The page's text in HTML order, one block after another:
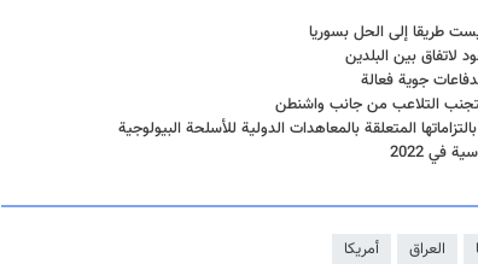
طريقا إلى الحل بسوريا
لاتفاق بین البلدین
جوية فعالة
التلاعب من جانب واشنطن
المتعلقة بالمعاهدات الدولية للأسلحة البيولوجية
في 2022
العراق أمريكا